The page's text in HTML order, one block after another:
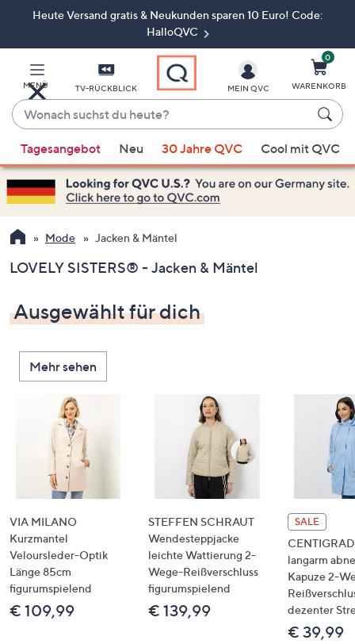
ZumHeute Versand gratis & Neukunden sparen 10 Euro! Code:
HalloQVC
MENÜ TV-RÜCKBLICK
Wonach
suchst
du
heute?
Vorschläge
verfügbar
sind,
verwenden
Sie
Pfeiltasten
oben
und
nach
unten
oder
Geräten
nach
links
bzw.
rechts,
um
diese
anzuzeigen.
MEIN QVC
0
WARENKORB
Tagesangebot Neu 30 Jahre QVC Cool mit QVC
Mode Jacken & Mäntel
LOVELY SISTERS® - Jacken & Mäntel
Ausgewählt für dich
Mehr sehen
VIA MILANO
Kurzmantel
Veloursleder-Optik
Länge 85cm
figurumspielend
€ 109,99
STEFFEN SCHRAUT
Wendesteppjacke
leichte Wattierung 2-
Wege-Reißverschluss
figurumspielend
€ 139,99
SALE
langarm
Kapuze 2-
dezenter
€ 39,99